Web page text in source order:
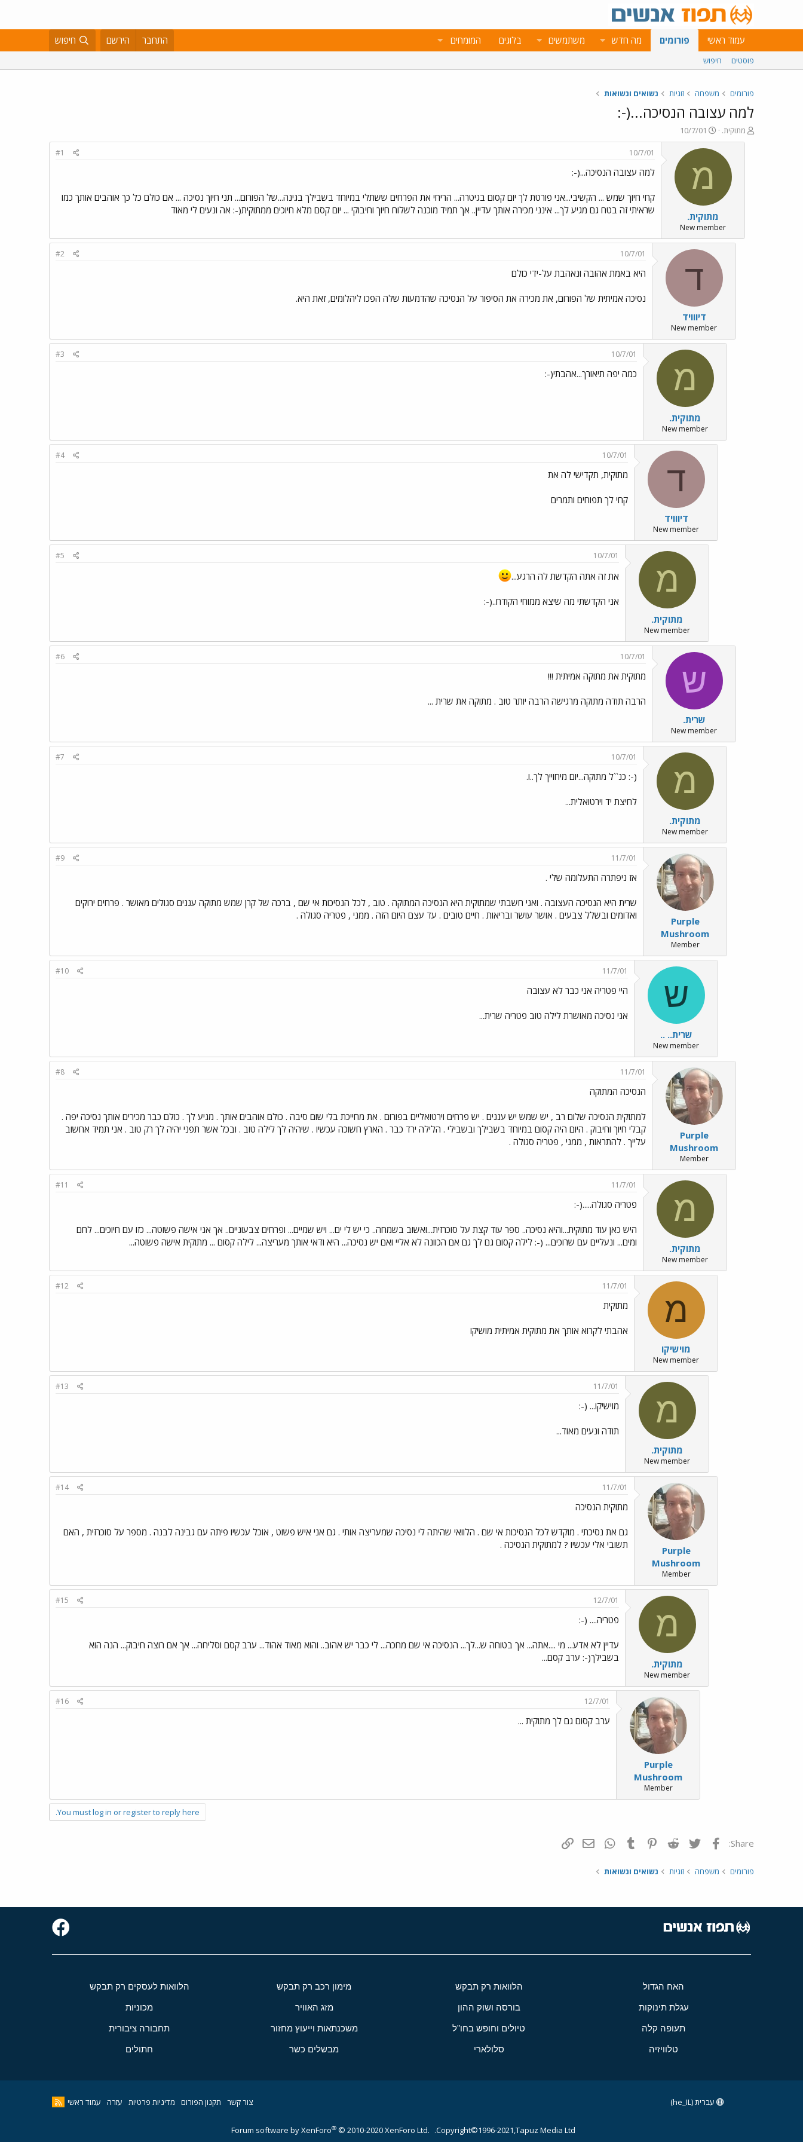
עמוד ראשי פורומים מה חדש משתמשים בלוגים המומחים התחבר הירשם חיפוש
פוסטים חיפוש
פורומים משפחה זוגיות נשואים ונשואות
למה עצובה הנסיכה...(-:
פ
ו
מתוקית.
פ
ו
ר
ם
ב
א
ר
י
ך
10/7/01
מ
מתוקית.
New member
10/7/01
#1
למה עצובה הנסיכה...(-:
קחי חיוך שמש ... הקשיבי...אני פורטת לך יום קסום בגיטרה... הריחי את הפרחים ששתלי במיוחד בשבילך בגינה...של הפורום... תני חיוך נסיכה ... אם כולם כל כך אוהבים אותך כמו
שראיתי זה בטח גם מגיע לך... אינני מכירה אותך עדיין.. אך תמיד מוכנה לשלוח חיוך וחיבוקי ... יום קסם מלא חיוכים ממתוקית(-: אה ונעים לי מאוד
ד
דיווויד
New member
10/7/01
#2
היא באמת אהובה ונאהבת על-ידי כולם
נסיכה אמיתית של הפורום, את מכירה את הסיפור על הנסיכה שהדמעות שלה הפכו ליהלומים, זאת היא.
מ
מתוקית.
New member
10/7/01
#3
כמה יפה תיאורך...אהבתי(-:
ד
דיווויד
New member
10/7/01
#4
מתוקית, תקדישי לה את
קחי לך תפוחים ותמרים
מ
מתוקית.
New member
10/7/01
#5
את זה אתה הקדשת לה הרגע...
אני הקדשתי מה שיצא ממוחי הקודח..(-:
ש
שרית.
New member
10/7/01
#6
מתוקית את מתוקה אמיתית !!!
הרבה תודה מתוקה מרגישה הרבה יותר טוב . מתוקה את שרית ...
מ
מתוקית.
New member
10/7/01
#7
(-: כנ``ל מתוקה...יום מיחוייך לך..ו.
לחיצת יד וירטואלית...
Purple
Mushroom
Member
11/7/01
#9
אז ניפתרה התעלומה שלי .
שרית היא הנסיכה העצובה . ואני חשבתי שמתוקית היא הנסיכה המתוקה . טוב , לכל הנסיכות אי שם , ברכה של קרן שמש מתוקה עננים סגולים מאושר . פרחים ירוקים
ואדומים ובשלל צבעים . אושר עושר ובריאות . חיים טובים . עד עצם היום הזה . ממני , פטריה סגולה .
ש
שרית.. ..
New member
11/7/01
#10
היי פטריה אני כבר לא עצובה
אני נסיכה מאושרת לילה טוב פטריה שרית...
Purple
Mushroom
Member
11/7/01
#8
הנסיכה המתוקה
למתוקית הנסיכה שלום רב , יש שמש יש עננים . יש פרחים וירטואליים בפורום . את מחייכת בלי שום סיבה . כולם אוהבים אותך . מגיע לך . כולם כבר מכירים אותך נסיכה יפה .
קבלי חיוך וחיבוק . היום היה קסום במיוחד בשבילך ובשבילי . הלילה ירד כבר . הארץ חשוכה עכשיו . שיהיה לך לילה טוב . ובכל אשר תפני יהיה לך רק טוב . אני תמיד אחשוב
עלייך . להתראות , ממני , פטריה סגולה .
מ
מתוקית.
New member
11/7/01
#11
פטריה סגולה.....(-:
היש כאן עוד מתוקית...והיא נסיכה.. ספר עוד קצת על סוכרזית...ואשוב בשמחה.. כי יש לי ים... ויש שמיים... ופרחים צבעוניים.. אך אני אישה פשוטה... כזו עם חיוכים... לחם
ומים... ונעליים עם שרוכים... (-: לילה קסום גם לך גם אם הכוונה לא אליי ואם יש נסיכה... היא ודאי אותך מעריצה... לילה קסום ... מתוקית אישה פשוטה...
מ
מוישיקו
New member
11/7/01
#12
מתוקית
אהבתי לקרוא אותך את מתוקית אמיתית מושיקו
מ
מתוקית.
New member
11/7/01
#13
מוישיקו... (-:
תודה ונעים מאוד...
Purple
Mushroom
Member
11/7/01
#14
מתוקית הנסיכה
גם את נסיכתי . מוקדש לכל הנסיכות אי שם . הלוואי שהיתה לי נסיכה שמעריצה אותי . גם אני איש פשוט , אוכל עכשיו פיתה עם גבינה לבנה . מספר על סוכרזית , האם
תשובי אלי עכשיו ? למתוקית הנסיכה .
מ
מתוקית.
New member
12/7/01
#15
פטריה.... (-:
עדיין לא אדע... מי ....אתה... אך בטוחה ש...לך... הנסיכה אי שם מחכה... לי כבר יש אהוב.. והוא מאוד אהוד... ערב קסם וסליחה... אך אם רוצה חיבוק... הנה הוא
בשבילך(-: ערב קסם...
Purple
Mushroom
Member
12/7/01
#16
ערב קסום גם לך מתוקית ...
You must log in or register to reply here.
Share: פייסבוק Twitter
Reddit
Pinterest
Tumblr
WhatsAppדואר אלקטרוני
פורומים משפחה זוגיות נשואים ונשואות
האח הגדול הלוואות רק תבקש מימון רכב רק תבקש הלוואות לעסקים רק תבקש
עגלת תינוקות בורסה ושוק ההון מזג האוויר מכוניות
תעופה קלה טיולים וחופש בחו"ל משכנתאות וייעוץ מחזור תחבורה ציבורית
טלוויזיה סלולארי מבשלים כשר חתולים
צור קשר תקנון הפורום מדיניות פרטיות עזרה עמוד ראשי עברית (he_IL)
Copyright©1996-2021,Tapuz Media Ltd.
Forum software by XenForo® © 2010-2020 XenForo Ltd.